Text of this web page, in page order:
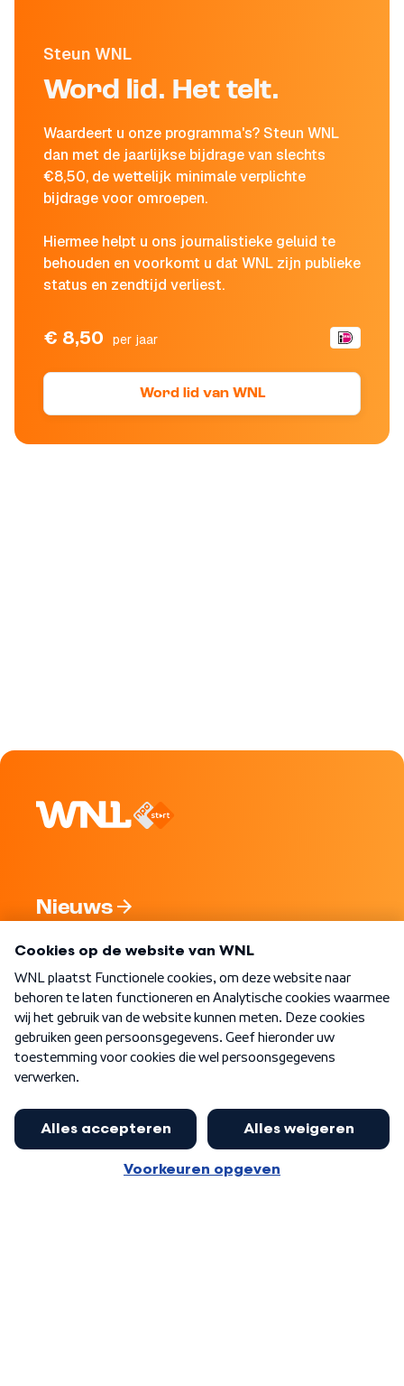
Steun WNL
Word lid. Het telt.
Waardeert u onze programma's? Steun WNL
dan met de jaarlijkse bijdrage van slechts
€8,50, de wettelijk minimale verplichte
bijdrage voor omroepen.
Hiermee helpt u ons journalistieke geluid te
behouden en voorkomt u dat WNL zijn publieke
status en zendtijd verliest.
€ 8,50 per jaar
Word lid van WNL
Nieuws
Nieuwsbrief
Word Lid